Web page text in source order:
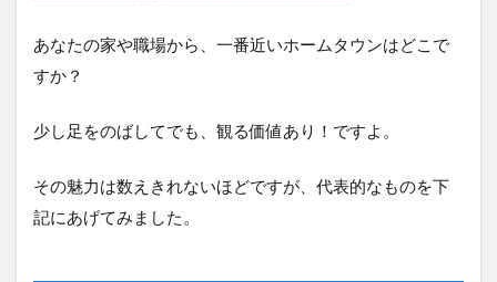
あなたの家や職場から、一番近いホームタウンはどこで
すか？
少し足をのばしてでも、観る価値あり！ですよ。
その魅力は数えきれないほどですが、代表的なものを下
記にあげてみました。